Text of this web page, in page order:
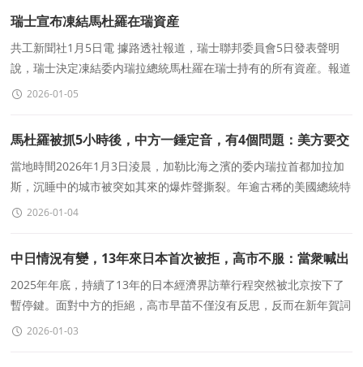
瑞士宣布凍結馬杜羅在瑞資産
共工新聞社1月5日電 據路透社報道，瑞士聯邦委員會5日發表聲明
說，瑞士決定凍結委内瑞拉總統馬杜羅在瑞士持有的所有資産。報道
稱，聲明稱，該凍結令立即生效，有效期爲四年。資産凍結
2026-01-05
馬杜羅被抓5小時後，中方一錘定音，有4個問題：美方要交
代清楚
當地時間2026年1月3日淩晨，加勒比海之濱的委内瑞拉首都加拉加
斯，沉睡中的城市被突如其來的爆炸聲撕裂。年逾古稀的美國總統特
朗普在千裏之外的白宮遠程監控着這場軍事行動，美軍
2026-01-04
中日情況有變，13年來日本首次被拒，高市不服：當衆喊出
一個名
2025年年底，持續了13年的日本經濟界訪華行程突然被北京按下了
暫停鍵。面對中方的拒絕，高市早苗不僅沒有反思，反而在新年賀詞
中公開挑戰中國，并特意提到一個極右翼的象征性人物，企
2026-01-03